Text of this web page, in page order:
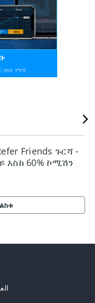
ያግኙ
Friends ጉርሻ -
60% ኮሚሽን